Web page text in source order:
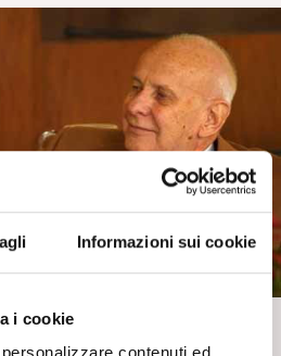
Informazioni sui cookie
i cookie
Hautmann